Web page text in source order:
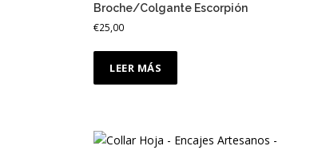
s
Broche/Colgante Escorpión
€25,00
LEER MÁS